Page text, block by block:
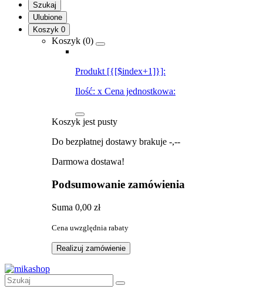
Szukaj
Ulubione
Koszyk 0
Koszyk (0)
Produkt [{[$index+1]}]:
Ilość: x Cena jednostkowa:
Koszyk jest pusty
Do bezpłatnej dostawy brakuje -,--
Darmowa dostawa!
Podsumowanie zamówienia
Suma 0,00 zł
Cena uwzględnia rabaty
Realizuj zamówienie